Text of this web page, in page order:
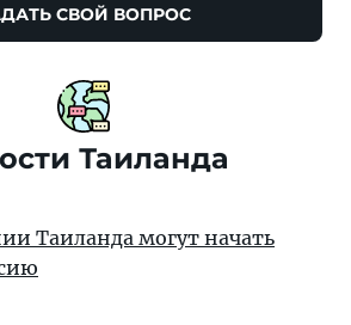
СВОЙ ВОПРОС
Таиланда
Таиланда могут начать